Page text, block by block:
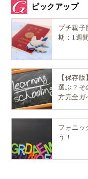
ピックアップ
プチ親
期：1週
【保存
選ぶ？そ
方完全ガ
フォニッ
う！